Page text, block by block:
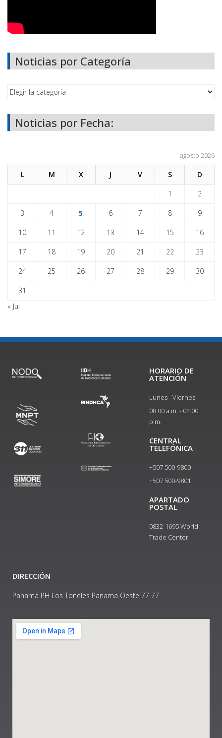
Noticias por Categoría
Noticias por Fecha:
agosto 2026
L M X J V S D
1 2
3 4 5 6 7 8 9
10 11 12 13 14 15 16
17 18 19 20 21 22 23
24 25 26 27 28 29 30
31
« Jul
HORARIO DE
ATENCIÓN
Lunes - Viernes
08:00 a.m. - 04:00
p.m.
CENTRAL
TELEFÓNICA
+507 500-9800
+507 500-9801​
APARTADO
POSTAL
0832-1695 World
Trade Center
DIRECCIÓN
Panamá PH Los Toneles Panama Oeste 77 77